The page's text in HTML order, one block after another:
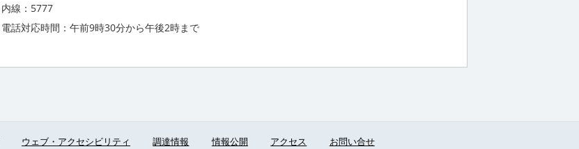
内線：5777
電話対応時間：午前9時30分から午後2時まで
ウェブ・アクセシビリティ 調達情報 情報公開 アクセス お問い合せ